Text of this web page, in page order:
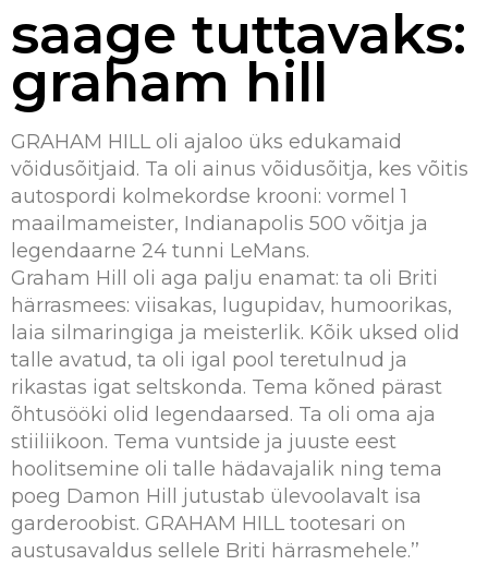
saage tuttavaks:
graham hill
GRAHAM HILL oli ajaloo üks edukamaid
võidusõitjaid. Ta oli ainus võidusõitja, kes võitis
autospordi kolmekordse krooni: vormel 1
maailmameister, Indianapolis 500 võitja ja
legendaarne 24 tunni LeMans.
Graham Hill oli aga palju enamat: ta oli Briti
härrasmees: viisakas, lugupidav, humoorikas,
laia silmaringiga ja meisterlik. Kõik uksed olid
talle avatud, ta oli igal pool teretulnud ja
rikastas igat seltskonda. Tema kõned pärast
õhtusööki olid legendaarsed. Ta oli oma aja
stiiliikoon. Tema vuntside ja juuste eest
hoolitsemine oli talle hädavajalik ning tema
poeg Damon Hill jutustab ülevoolavalt isa
garderoobist. GRAHAM HILL tootesari on
austusavaldus sellele Briti härrasmehele.’’